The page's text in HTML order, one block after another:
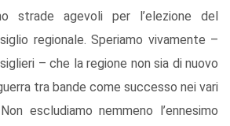
strade agevoli per l’elezione del
regionale. Speriamo vivamente –
– che la regione non sia di nuovo
tra bande come successo nei vari
escludiamo nemmeno l’ennesimo